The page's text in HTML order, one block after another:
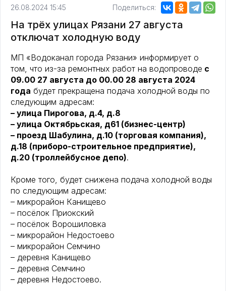
26.08.2024 15:45 Поделиться:
На трёх улицах Рязани 27 августа
отключат холодную воду
МП «Водоканал города Рязани» информирует о
том, что из-за ремонтных работ на водопроводе с
09.00 27 августа до 00.00 28 августа 2024
года будет прекращена подача холодной воды по
следующим адресам:
– улица Пирогова, д.4, д.8
– улица Октябрьская, д61 (бизнес-центр)
– проезд Шабулина, д.10 (торговая компания),
д.18 (приборо-строительное предприятие),
д.20 (троллейбусное депо).
Кроме того, будет снижена подача холодной воды
по следующим адресам:
– микрорайон Канищево
– посёлок Приокский
– посёлок Ворошиловка
– микрорайон Недостоево
– микрорайон Семчино
– деревня Канищево
– деревня Семчино
– деревня Недостоево.